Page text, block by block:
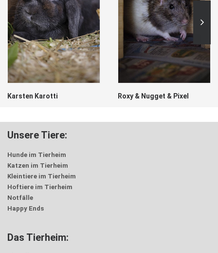
Karsten Karotti Roxy & Nugget & Pixel
Unsere Tiere:
Hunde im Tierheim
Katzen im Tierheim
Kleintiere im Tierheim
Hoftiere im Tierheim
Notfälle
Happy Ends
Das Tierheim: